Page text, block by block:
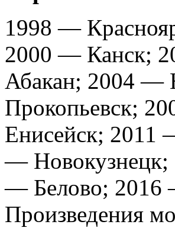
1998 —
2000 — Канск;
Абакан; 2004 —
Прокопьевск;
Енисейск; 2011
—
— Белово; 2016
Произведения